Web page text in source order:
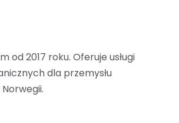
od 2017 roku. Oferuje usługi
dla przemysłu